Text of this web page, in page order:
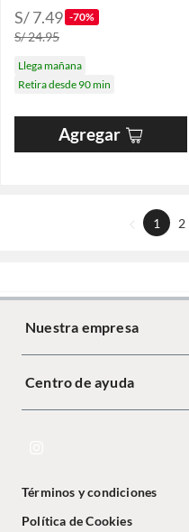
S/ 7.49 -70%
S/ 24.95
Llega mañana
Retira desde 90 min
Agregar
1 2
Nuestra empresa
Centro de ayuda
Términos y condiciones
Política de Cookies